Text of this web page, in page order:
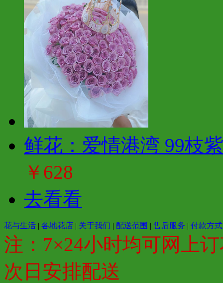
鲜花：爱情港湾 99枝
￥628
去看看
花与生活 | 各地花店 | 关于我们 | 配送范围 | 售后服务 | 付款方式
注：7×24小时均可网上
次日安排配送